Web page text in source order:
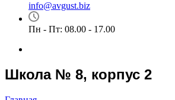
info@avgust.biz
Пн - Пт: 08.00 - 17.00
Школа № 8, корпус 2